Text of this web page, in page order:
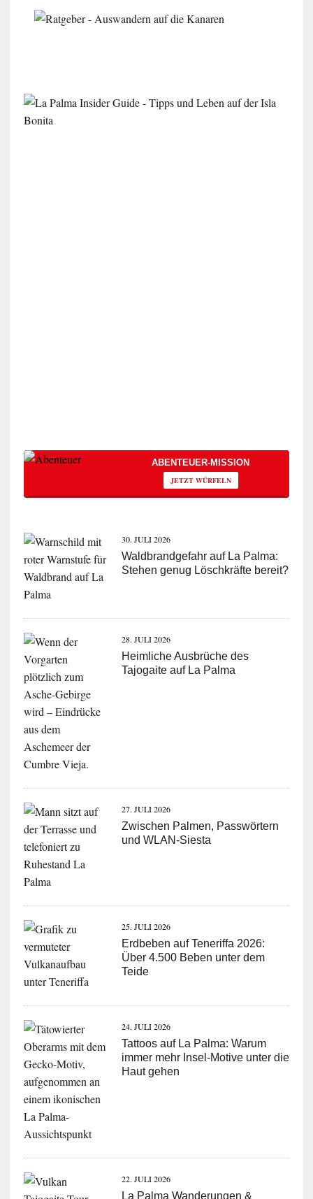
ABENTEUER-MISSION
JETZT WÜRFELN
30. JULI 2026
Waldbrandgefahr auf La Palma:
Stehen genug Löschkräfte bereit?
28. JULI 2026
Heimliche Ausbrüche des
Tajogaite auf La Palma
27. JULI 2026
Zwischen Palmen, Passwörtern
und WLAN-Siesta
25. JULI 2026
Erdbeben auf Teneriffa 2026:
Über 4.500 Beben unter dem
Teide
24. JULI 2026
Tattoos auf La Palma: Warum
immer mehr Insel-Motive unter die
Haut gehen
22. JULI 2026
La Palma Wanderungen &